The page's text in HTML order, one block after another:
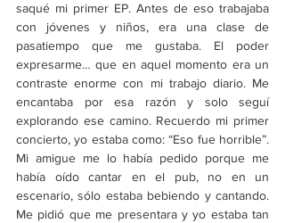
saqué mi primer EP. Antes de eso trabajaba
con jóvenes y niños, era una clase de
pasatiempo que me gustaba. El poder
expresarme… que en aquel momento era un
contraste enorme con mi trabajo diario. Me
encantaba por esa razón y solo seguí
explorando ese camino. Recuerdo mi primer
concierto, yo estaba como: “Eso fue horrible”.
Mi amigue me lo había pedido porque me
había oído cantar en el pub, no en un
escenario, sólo estaba bebiendo y cantando.
Me pidió que me presentara y yo estaba tan